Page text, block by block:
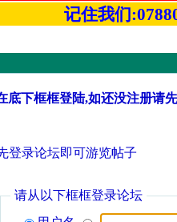
记住我们
底下框框登陆,如还没注册请
登录论坛即可游览帖子
请从以下框框登录论坛